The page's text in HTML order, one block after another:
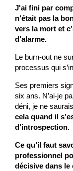
J'ai fini par
n’était pas la
vers la mort et
d’alarme.
Le burn-out ne
processus qui
Ses premiers
six ans. N’ai-je
déni, je ne
cela quand il
d’introspection.
Ce qu’il faut
professionnel
décisive dans